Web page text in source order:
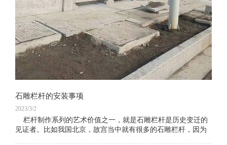
石雕栏杆的安装事项
2023/3/2
栏杆制作系列的艺术价值之一，就是石雕栏杆是历史变迁的
见证者。比如我国北京，故宫当中就有很多的石雕栏杆，因为